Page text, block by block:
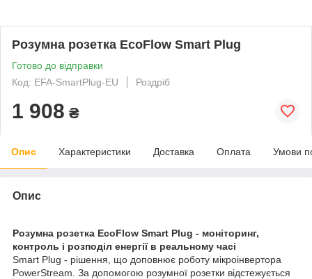
Розумна розетка EcoFlow Smart Plug
Готово до відправки
Код: EFA-SmartPlug-EU
Роздріб
1 908 ₴
Опис Характеристики Доставка Оплата Умови
Опис
Розумна розетка EcoFlow Smart Plug - моніторинг,
контроль і розподіл енергії в реальному часі
Smart Plug - рішення, що доповнює роботу мікроінвертора
PowerStream. За допомогою розумної розетки відстежується